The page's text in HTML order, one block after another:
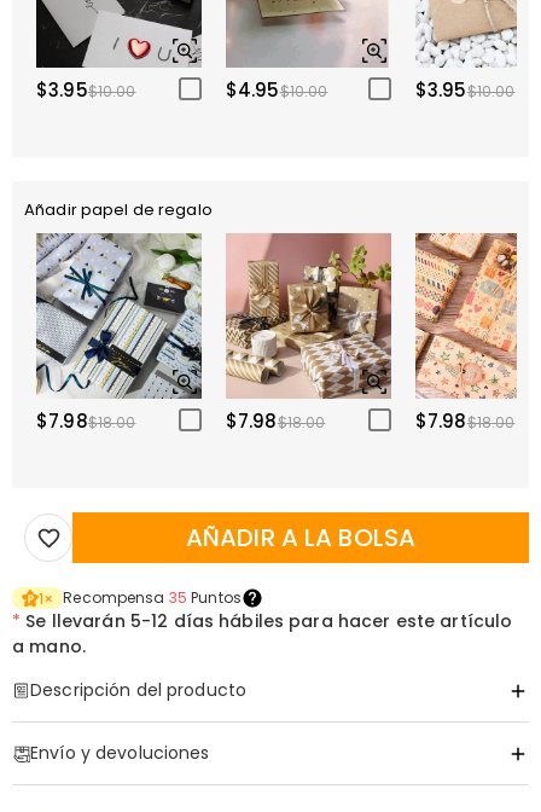
$3.95$10.00 $4.95$10.00 $3.95$10.00
Añadir papel de regalo
$7.98$18.00 $7.98$18.00 $7.98$18.00
AÑADIR A LA BOLSA
1× Recompensa 35 Puntos
* Se llevarán 5-12 días hábiles para hacer este artículo
a mano.
Descripción del producto
Envío y devoluciones